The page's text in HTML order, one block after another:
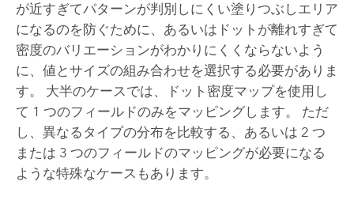
が近すぎてパターンが判別しにくい塗りつぶしエリア
になるのを防ぐために、あるいはドットが離れすぎて
密度のバリエーションがわかりにくくならないよう
に、値とサイズの組み合わせを選択する必要がありま
す。 大半のケースでは、ドット密度マップを使用し
て 1 つのフィールドのみをマッピングします。 ただ
し、異なるタイプの分布を比較する、あるいは 2 つ
または 3 つのフィールドのマッピングが必要になる
ような特殊なケースもあります。